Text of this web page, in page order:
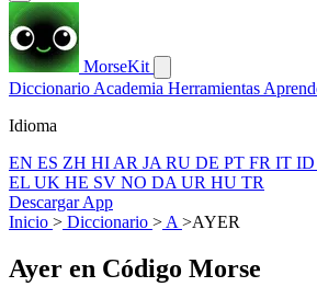
MorseKit
Diccionario Academia Herramientas
Idioma
EN ES ZH HI AR JA RU DE PT FR IT ID
EL UK HE SV NO DA UR HU TR
Descargar App
Inicio > Diccionario > A >AYER
Ayer en Código Morse